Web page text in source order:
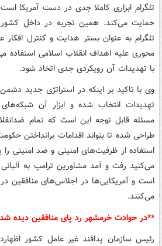
تلگرام ابزاری کاملا جدی در دست آمریکا
حمایت می‌کند. همین تجربه در داخل
تلگرام به عنوان بستر هدایت و کنترل
محوری علیه اهداف انقلاب اسلامی استفاده
با تهدیدات آن رویکردی جدی اتخاذ شود.
وی با تاکید بر اینکه در استراتژی جدید
تهدیدات انتخاب شده و ابزار آن
مسئله قابل توجه این است که تمام
طراحی شده تا بتواند اقدامات برانداختن
استفاده از ظرفیت‌های امنیتی و ضد امنیتی
می‌کنید رفت و آمد مشاورین ترامپ به
است و آمریکایی‌ها در اجلاس‌های منافقین
می‌کنند.
**در حوادث خرمشهر رد پای منافقین دیده شد
رئیس سازمان پدافند غیر عامل کشور